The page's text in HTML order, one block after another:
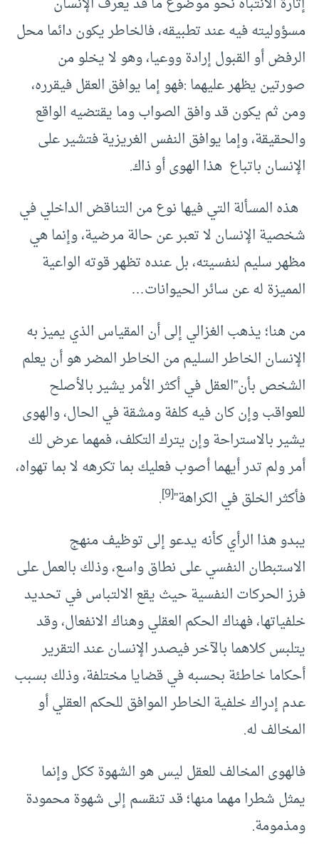
مسؤوليته فيه عند تطبيقه، فالخاطر يكون دائما محل
الرفض أو القبول إرادة ووعيا، وهو لا يخلو من
صورتين يظهر عليهما :فهو إما يوافق العقل فيقرره،
ومن ثم يكون قد وافق الصواب وما يقتضيه الواقع
والحقيقة، وإما يوافق النفس الغريزية فتشير على
الإنسان باتباع هذا الهوى أو ذاك.
هذه المسألة التي فيها نوع من التناقض الداخلي في
شخصية الإنسان لا تعبر عن حالة مرضية، وإنما هي
مظهر سليم لنفسيته، بل عنده تظهر قوته الواعية
المميزة له عن سائر الحيوانات…
من هنا؛ يذهب الغزالي إلى أن المقياس الذي يميز به
الإنسان الخاطر السليم من الخاطر المضر هو أن يعلم
الشخص بأن”العقل في أكثر الأمر يشير بالأصلح
للعواقب وإن كان فيه كلفة ومشقة في الحال، والهوى
يشير بالاستراحة وإن يترك التكلف، فمهما عرض لك
أمر ولم تدر أيهما أصوب فعليك بما تكرهه لا بما تهواه،
فأكثر الخلق في الكراهة”[9]
.
يبدو هذا الرأي كأنه يدعو إلى توظيف منهج
الاستبطان النفسي على نطاق واسع، وذلك بالعمل على
فرز الحركات النفسية حيث يقع الالتباس في تحديد
خلفياتها، فهناك الحكم العقلي وهناك الانفعال، وقد
يتلبس كلاهما بالآخر فيصدر الإنسان عند التقرير
أحكاما خاطئة بحسبه في قضايا مختلفة، وذلك بسبب
عدم إدراك خلفية الخاطر الموافق للحكم العقلي أو
المخالف له.
فالهوى المخالف للعقل ليس هو الشهوة ككل وإنما
يمثل شطرا مهما منها؛ قد تنقسم إلى شهوة محمودة
ومذمومة.